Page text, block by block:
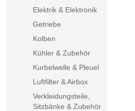
Elektrik & Elektronik
Getriebe
Kolben
Kühler & Zubehör
Kurbelwelle & Pleuel
Luftfilter & Airbox
Verkleidungsteile,
Sitzbänke & Zubehör